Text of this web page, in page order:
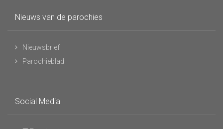
Nieuws van de parochies
Nieuwsbrief
Parochieblad
Social Media